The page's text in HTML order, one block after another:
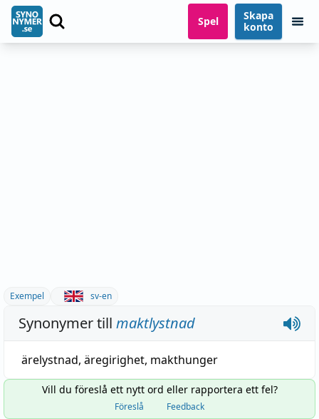
Spel
Skapa
konto
Exempel sv-en
Synonymer till maktlystnad
ärelystnad, äregirighet, makthunger
Vill du föreslå ett nytt ord eller rapportera ett fel?
Föreslå Feedback